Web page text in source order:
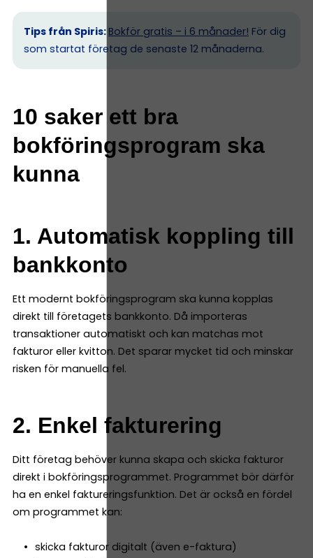
Tips från Spiris: Bokför gratis – i 6 månader! För dig
som startat företag de senaste 12 månaderna.
10 saker ett bra
bokföringsprogram ska
kunna
1. Automatisk koppling till
bankkonto
Ett modernt bokföringsprogram ska kunna kopplas
direkt till företagets bankkonto. Då importeras
transaktioner automatiskt och kan matchas mot
fakturor eller kvitton. Det sparar mycket tid och minskar
risken för manuella fel.
2. Enkel fakturering
Ditt företag behöver kunna skapa och skicka fakturor
direkt i bokföringsprogrammet. Programmet bör därför
ha en enkel faktureringsfunktion. Det är också en fördel
om programmet kan:
skicka fakturor digitalt (även e-faktura)